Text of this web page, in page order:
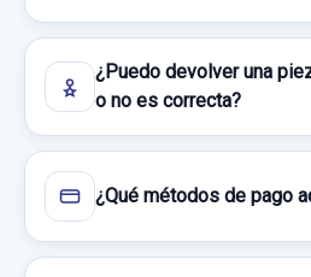
¿Puedo devolver una
o no es correcta?
¿Qué métodos de pago